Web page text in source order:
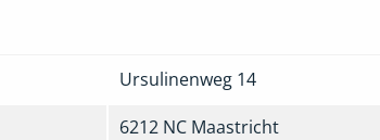
Ursulinenweg 14
6212 NC Maastricht